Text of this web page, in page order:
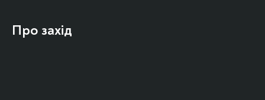
Про захід